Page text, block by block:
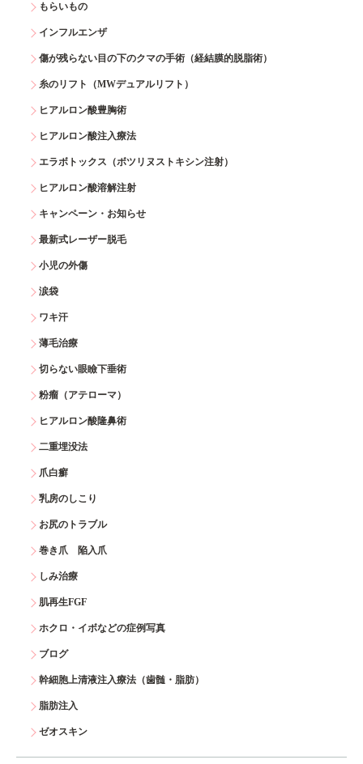
もらいもの
インフルエンザ
傷が残らない目の下のクマの手術（経結膜的脱脂術）
糸のリフト（MWデュアルリフト）
ヒアルロン酸豊胸術
ヒアルロン酸注入療法
エラボトックス（ボツリヌストキシン注射）
ヒアルロン酸溶解注射
キャンペーン・お知らせ
最新式レーザー脱毛
小児の外傷
涙袋
ワキ汗
薄毛治療
切らない眼瞼下垂術
粉瘤（アテローマ）
ヒアルロン酸隆鼻術
二重埋没法
爪白癬
乳房のしこり
お尻のトラブル
巻き爪 陥入爪
しみ治療
肌再生FGF
ホクロ・イボなどの症例写真
ブログ
幹細胞上清液注入療法（歯髄・脂肪）
脂肪注入
ゼオスキン